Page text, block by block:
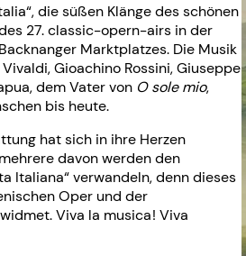
die süßen Klänge des schönen
27. classic-opern-airs in der
Marktplatzes. Die Musik
Gioachino Rossini, Giuseppe
dem Vater von O sole mio,
bis heute.
hat sich in ihre Herzen
davon werden den
Italiana“ verwandeln, denn dieses
Oper und der
Viva la musica ! Viva